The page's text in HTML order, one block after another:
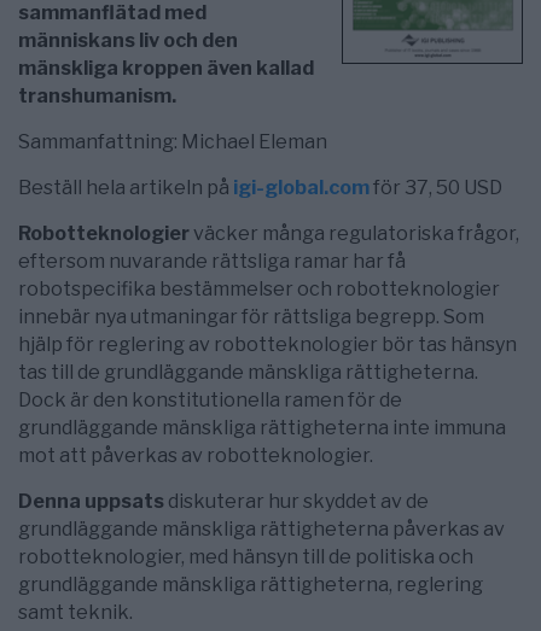
sammanflätad med
människans liv och den
mänskliga kroppen även kallad
transhumanism.
Sammanfattning: Michael Eleman
Beställ hela artikeln på igi-global.comför 37, 50 USD
Robotteknologier väcker många regulatoriska frågor,
eftersom nuvarande rättsliga ramar har få
robotspecifika bestämmelser och robotteknologier
innebär nya utmaningar för rättsliga begrepp. Som
hjälp för reglering av robotteknologier bör tas hänsyn
tas till de grundläggande mänskliga rättigheterna.
Dock är den konstitutionella ramen för de
grundläggande mänskliga rättigheterna inte immuna
mot att påverkas av robotteknologier.
Denna uppsats diskuterar hur skyddet av de
grundläggande mänskliga rättigheterna påverkas av
robotteknologier, med hänsyn till de politiska och
grundläggande mänskliga rättigheterna, reglering
samt teknik.